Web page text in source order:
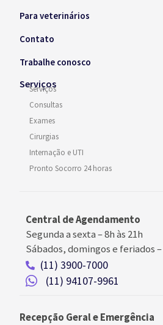
Para veterinários
Contato
Trabalhe conosco
Serviços
Serviços
Consultas
Exames
Cirurgias
Internação e UTI
Pronto Socorro 24 horas
Central de Agendamento
Segunda a sexta –8h às 21h
Sábados, domingos e feriados–
(11) 3900-7000
(11) 94107-9961
Recepção Geral e Emergência